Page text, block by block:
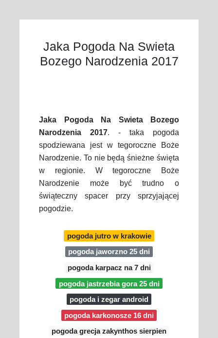
Jaka Pogoda Na Swieta
Bozego Narodzenia 2017
Jaka Pogoda Na Swieta Bozego
Narodzenia 2017. - taka pogoda
spodziewana jest w tegoroczne Boże
Narodzenie. To nie będą śnieżne święta
w regionie. W tegoroczne Boże
Narodzenie może być trudno o
świąteczny spacer przy sprzyjającej
pogodzie.
pogoda jutro w krakowie
pogoda jaworzno 25 dni
pogoda karpacz na 7 dni
pogoda jastrzebia gora 25 dni
pogoda i zegar android
pogoda karkonosze 16 dni
pogoda grecja zakynthos sierpien